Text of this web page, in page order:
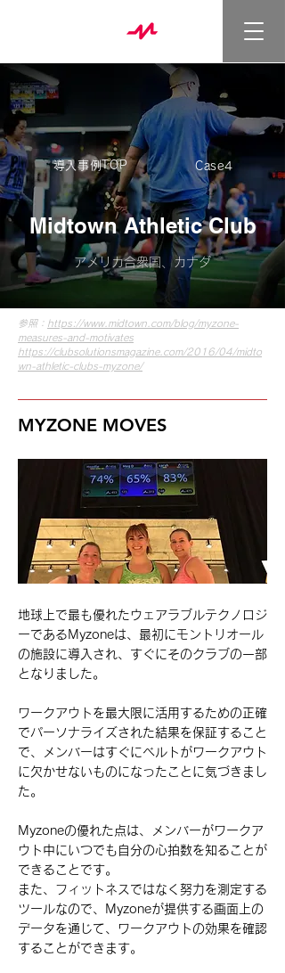
導入事例TOP Case4
Midtown Athletic Club
アメリカ合衆国、カナダ
参照： https://www.midtown.com/blog/myzone-
measures-and-motivates
https://clubsolutionsmagazine.com/2016/04/midto
wn-athletic-clubs-myzone/
MYZONE MOVES
地球上で最も優れたウェアラブルテクノロジ
ーであるMyzoneは、最初にモントリオール
の施設に導入され、すぐにそのクラブの一部
となりました。
​ワークアウトを最大限に活用するための正確
でパーソナライズされた結果を保証すること
で、メンバーはすぐにベルトがワークアウト
に欠かせないものになったことに気づきまし
た。
Myzoneの優れた点は、メンバーがワークア
ウト中にいつでも自分の心拍数を知ることが
できることです。
また、フィットネスではなく努力を測定する
ツールなので、Myzoneが提供する画面上の
データを通じて、ワークアウトの効果を確認
することができます。